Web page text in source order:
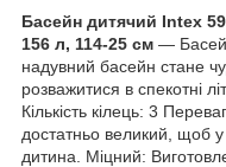
Басейн дитячий Intex
156 л, 114-25 см —
надувний басейн стане
розважитися в спекотні
Кількість кілець: 3
достатньо великий, щоб
дитина. Міцний: